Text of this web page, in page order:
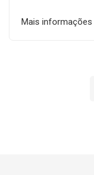
Mais informações